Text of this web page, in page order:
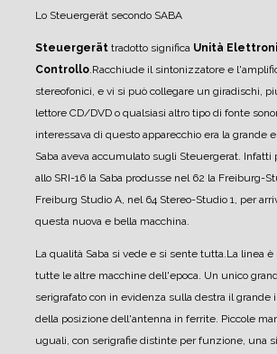
Lo Steuergerät secondo SABA
Steuergerät tradotto significa Unità
Controllo.Racchiude il sintonizzatore e
stereofonici, e vi si può collegare un giradischi,
lettore CD/DVD o qualsiasi altro tipo di fonte
interessava di questo apparecchio era la grande
Saba aveva accumulato sugli Steuergerat. Infatti
allo SRI-16 la Saba produsse nel 62 la Freiburg-
Freiburg Studio A, nel 64 Stereo-Studio 1, per
questa nuova e bella macchina.
La qualità Saba si vede e si sente tutta.La linea è
tutte le altre macchine dell'epoca. Un unico
serigrafato con in evidenza sulla destra il grande
della posizione dell'antenna in ferrite. Piccole
uguali, con serigrafie distinte per funzione, una